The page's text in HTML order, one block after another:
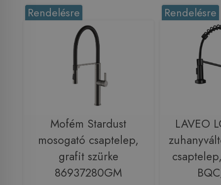
Rendelésre
Mofém Stardust
mosogató csaptelep,
grafit szürke
86937280GM
Rendelésre
LAVEO